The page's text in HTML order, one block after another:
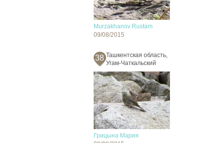
Murzakhanov Rustam
09/08/2015
38 Ташкентская область,
Угам-Чаткальский
Грицына Мария